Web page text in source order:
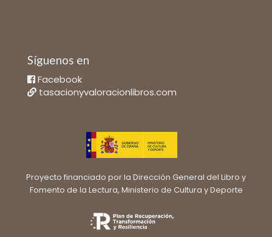
Síguenos en
Facebook
tasacionyvaloracionlibros.com
Proyecto financiado por la Dirección General del Libro y
Fomento de la Lectura, Ministerio de Cultura y Deporte